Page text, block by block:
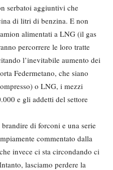
serbatoi aggiuntivi che
di litri di benzina. E non
alimentati a LNG (il gas
percorrere le loro tratte
l’inevitabile aumento dei
Federmetano, che siano
o LNG, i mezzi
e gli addetti del settore
di forconi e una serie
commentato dalla
invece ci sta circondando ci
lasciamo perdere la